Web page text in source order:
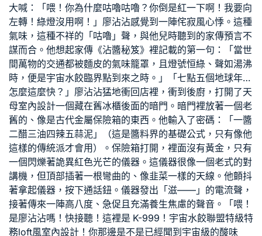
大喊：「喂！你為什麼咕嚕咕嚕？你倒是紅一下啊！我要向
左轉！綠燈沒用啊！」廖沾沾感覺到一陣侘寂風心悸。這種
氣味，這種不祥的「咕嚕」聲，與他兒時聽到的家傳預言不
謀而合。他想起家傳《沾醬秘笈》裡記載的第一句：「當世
間萬物的交通都被麵皮的氣味籠罩，且燈號恒綠、聲如湯沸
時，便是宇宙水餃臨界點到來之時。」「七點五個地球年…
怎麼這麼快？」廖沾沾猛地衝回店裡，衝到後廚，打開了天
母室內設計一個藏在舊冰櫃後面的暗門。暗門裡放著一個老
舊的、像是古代金屬保險箱的東西。他輸入了密碼：「一醬
二醋三油四辣五蒜泥」（這是醬料界的基礎公式，只有像他
這樣的傳統派才會用）。保險箱打開，裡面沒有黃金，只有
一個閃爍著詭異紅色光芒的儀器。這儀器很像一個老式的對
講機，但頂部插著一根彎曲的、像韭菜一樣的天線。他顫抖
著拿起儀器，按下通話鈕。儀器發出「滋——」的電流聲，
接著傳來一陣高八度、急促且充滿養生焦慮的聲音。「喂！
是廖沾沾嗎！快接聽！這裡是 K-999！宇宙水餃聯盟特級特
務loft風室內設計 ！你那邊是不是已經聞到宇宙級的酸味